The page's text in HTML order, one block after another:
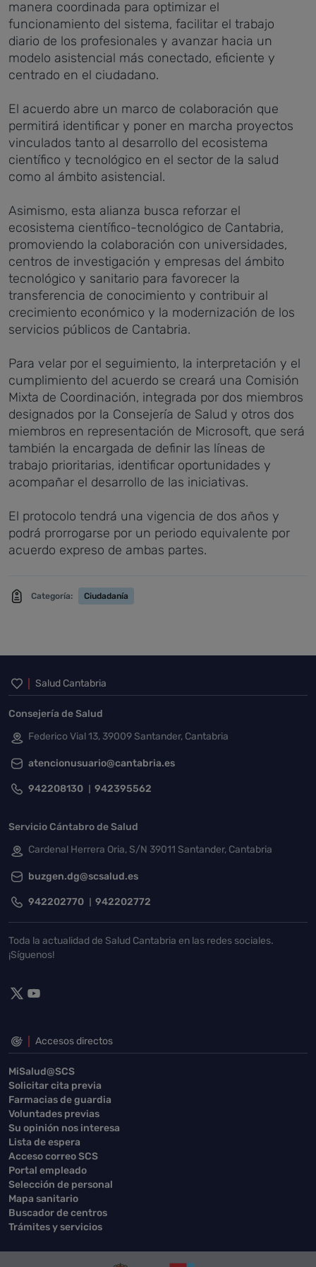
manera coordinada para optimizar el
funcionamiento del sistema, facilitar el trabajo
diario de los profesionales y avanzar hacia un
modelo asistencial más conectado, eficiente y
centrado en el ciudadano.
El acuerdo abre un marco de colaboración que
permitirá identificar y poner en marcha proyectos
vinculados tanto al desarrollo del ecosistema
científico y tecnológico en el sector de la salud
como al ámbito asistencial.
Asimismo, esta alianza busca reforzar el
ecosistema científico-tecnológico de Cantabria,
promoviendo la colaboración con universidades,
centros de investigación y empresas del ámbito
tecnológico y sanitario para favorecer la
transferencia de conocimiento y contribuir al
crecimiento económico y la modernización de los
servicios públicos de Cantabria.
Para velar por el seguimiento, la interpretación y el
cumplimiento del acuerdo se creará una Comisión
Mixta de Coordinación, integrada por dos miembros
designados por la Consejería de Salud y otros dos
miembros en representación de Microsoft, que será
también la encargada de definir las líneas de
trabajo prioritarias, identificar oportunidades y
acompañar el desarrollo de las iniciativas.
El protocolo tendrá una vigencia de dos años y
podrá prorrogarse por un periodo equivalente por
acuerdo expreso de ambas partes.
Categoría: Ciudadanía
Inicio del pie de página
Salud Cantabria
Consejería de Salud
Federico Vial 13, 39009 Santander, Cantabria
atencionusuario@cantabria.es
942208130 942395562
Servicio Cántabro de Salud
Cardenal Herrera Oria, S/N 39011 Santander, Cantabria
buzgen.dg@scsalud.es
942202770 942202772
Toda la actualidad de Salud Cantabria en las redes sociales.
¡Síguenos!
Accesos directos
MiSalud@SCS
Solicitar cita previa
Farmacias de guardia
Voluntades previas
Su opinión nos interesa
Lista de espera
Acceso correo SCS
Portal empleado
Selección de personal
Mapa sanitario
Buscador de centros
Trámites y servicios